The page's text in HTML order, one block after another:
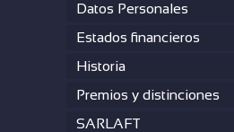
Datos Personales
Estados financieros
Historia
Premios y distinciones
SARLAFT